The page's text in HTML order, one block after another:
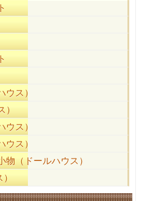
ス）
ス）
ス）
（ドールハウス）